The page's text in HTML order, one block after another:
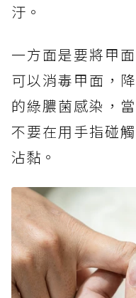
汙。
一方面是要將甲
可以消毒甲面，
的綠膿菌感染，
不要在用手指碰
沾黏。